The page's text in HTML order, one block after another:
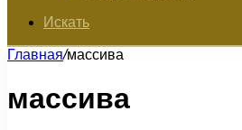
Искать
Главная/массива
массива